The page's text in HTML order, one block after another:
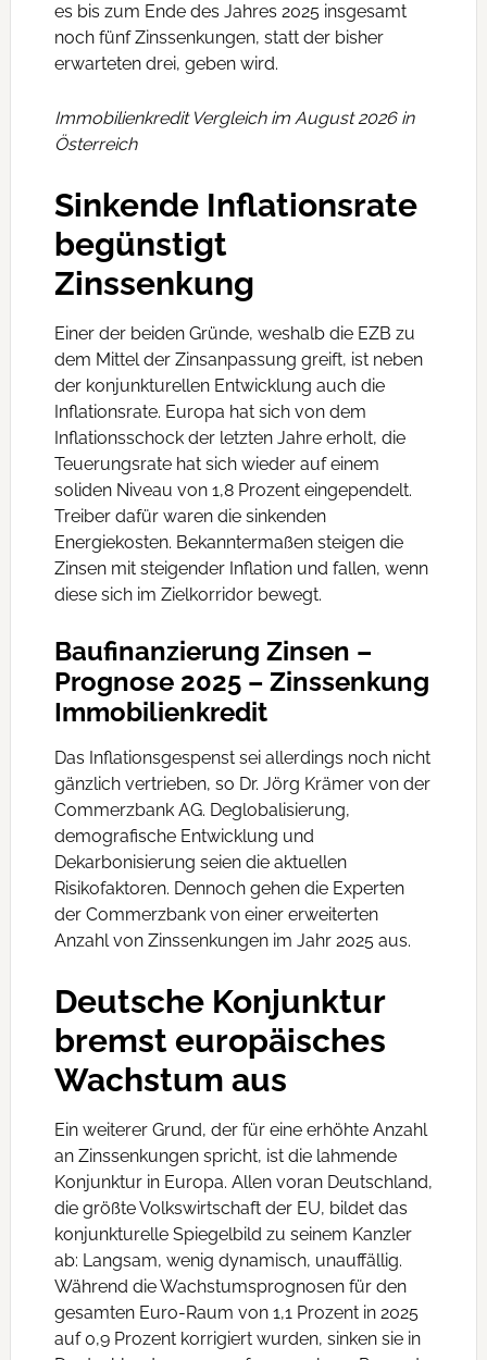
es bis zum Ende des Jahres 2025 insgesamt
noch fünf Zinssenkungen, statt der bisher
erwarteten drei, geben wird.
Immobilienkredit Vergleich im August 2026 in
Österreich
Sinkende Inflationsrate
begünstigt
Zinssenkung
Einer der beiden Gründe, weshalb die EZB zu
dem Mittel der Zinsanpassung greift, ist neben
der konjunkturellen Entwicklung auch die
Inflationsrate. Europa hat sich von dem
Inflationsschock der letzten Jahre erholt, die
Teuerungsrate hat sich wieder auf einem
soliden Niveau von 1,8 Prozent eingependelt.
Treiber dafür waren die sinkenden
Energiekosten. Bekanntermaßen steigen die
Zinsen mit steigender Inflation und fallen, wenn
diese sich im Zielkorridor bewegt.
Baufinanzierung Zinsen –
Prognose 2025 – Zinssenkung
Immobilienkredit
Das Inflationsgespenst sei allerdings noch nicht
gänzlich vertrieben, so Dr. Jörg Krämer von der
Commerzbank AG. Deglobalisierung,
demografische Entwicklung und
Dekarbonisierung seien die aktuellen
Risikofaktoren. Dennoch gehen die Experten
der Commerzbank von einer erweiterten
Anzahl von Zinssenkungen im Jahr 2025 aus.
Deutsche Konjunktur
bremst europäisches
Wachstum aus
Ein weiterer Grund, der für eine erhöhte Anzahl
an Zinssenkungen spricht, ist die lahmende
Konjunktur in Europa. Allen voran Deutschland,
die größte Volkswirtschaft der EU, bildet das
konjunkturelle Spiegelbild zu seinem Kanzler
ab: Langsam, wenig dynamisch, unauffällig.
Während die Wachstumsprognosen für den
gesamten Euro-Raum von 1,1 Prozent in 2025
auf 0,9 Prozent korrigiert wurden, sinken sie in